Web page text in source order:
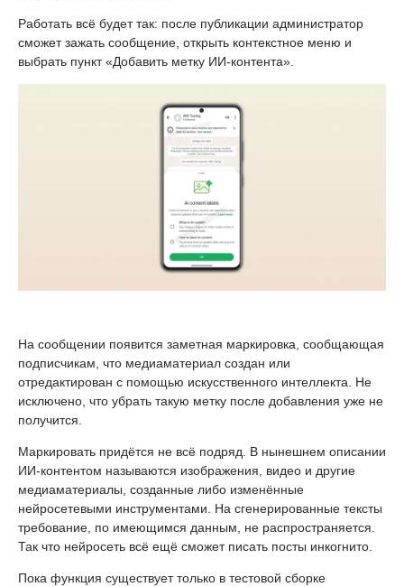
Работать всё будет так: после публикации администратор
сможет зажать сообщение, открыть контекстное меню и
выбрать пункт «Добавить метку ИИ-контента».
На сообщении появится заметная маркировка, сообщающая
подписчикам, что медиаматериал создан или
отредактирован с помощью искусственного интеллекта. Не
исключено, что убрать такую метку после добавления уже не
получится.
Маркировать придётся не всё подряд. В нынешнем описании
ИИ-контентом называются изображения, видео и другие
медиаматериалы, созданные либо изменённые
нейросетевыми инструментами. На сгенерированные тексты
требование, по имеющимся данным, не распространяется.
Так что нейросеть всё ещё сможет писать посты инкогнито.
Пока функция существует только в тестовой сборке